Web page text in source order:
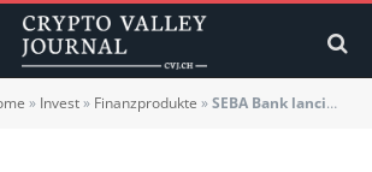
» Invest» Finanzprodukte »SEBA Bank lanciert «Dual Currency Zertifikat auf Bitcoin/USD»